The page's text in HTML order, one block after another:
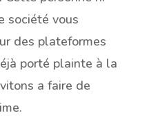
société vous
des plateformes
porté plainte à la
a faire de